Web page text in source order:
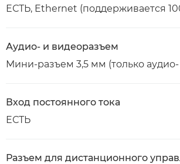
ЕСТЬ, Ethernet (поддерживается
Аудио- и видеоразъем
Мини-разъем 3,5 мм (только
Вход постоянного тока
ЕСТЬ
Разъем для дистанционного